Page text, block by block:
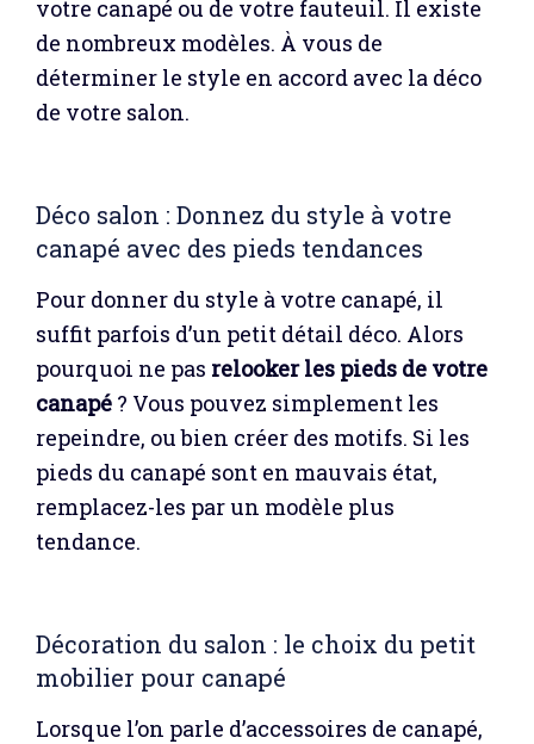
votre canapé ou de votre fauteuil. Il existe
de nombreux modèles. À vous de
déterminer le style en accord avec la déco
de votre salon.
Déco salon : Donnez du style à votre
canapé avec des pieds tendances
Pour donner du style à votre canapé, il
suffit parfois d’un petit détail déco. Alors
pourquoi ne pas relooker les pieds de votre
canapé ? Vous pouvez simplement les
repeindre, ou bien créer des motifs. Si les
pieds du canapé sont en mauvais état,
remplacez-les par un modèle plus
tendance.
Décoration du salon : le choix du petit
mobilier pour canapé
Lorsque l’on parle d’accessoires de canapé,